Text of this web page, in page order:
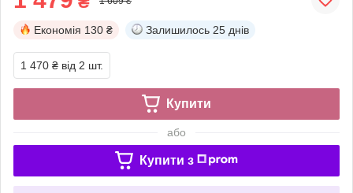
Економія 130 ₴ Залишилось 25 днів
1 470 ₴ від 2 шт.
Купити
або
Купити з